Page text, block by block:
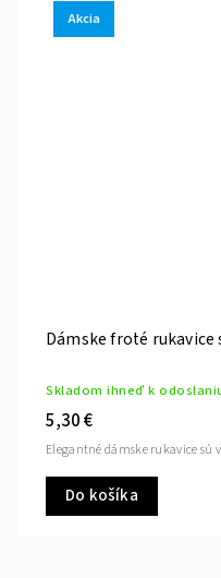
Akcia
Dámske froté
Skladom ihneď k
5,30 €
Do košíka
Elegantné dámske rukavice sú